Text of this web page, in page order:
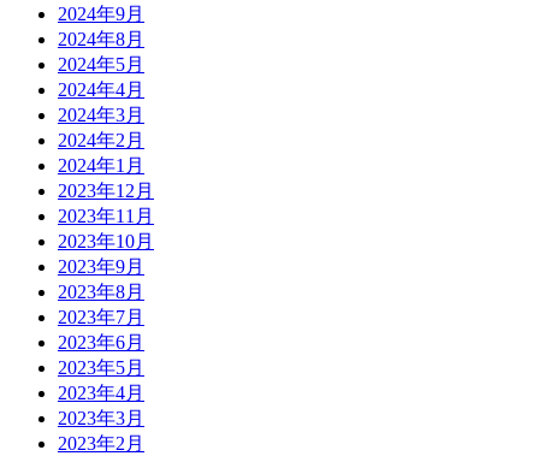
2024年9月
2024年8月
2024年5月
2024年4月
2024年3月
2024年2月
2024年1月
2023年12月
2023年11月
2023年10月
2023年9月
2023年8月
2023年7月
2023年6月
2023年5月
2023年4月
2023年3月
2023年2月